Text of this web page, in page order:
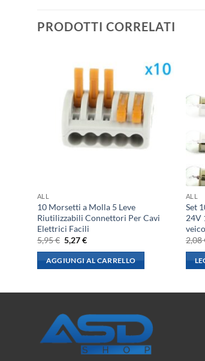
PRODOTTI CORRELATI
ALL
10 Morsetti a Molla 5 Leve
Riutilizzabili Connettori Per Cavi
Elettrici Facili
5,95€ Il
prezzo
originale
era:
5,27€Il
attuale
è:
AGGIUNGI AL CARRELLO
ALL
Set
24V
2,08